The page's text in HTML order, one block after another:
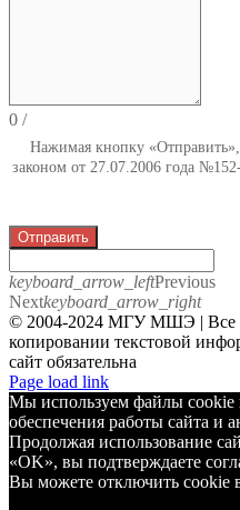
0 /
Нажимая кнопку
законом от 27.07.2006 года
Отправить
keyboard_arrow_leftPrevious
Nextkeyboard_arrow_right
© 2004-2024 МГУ МШЭ | Все
копировании текстовой
сайт обязательна
Telegram
Page load link
Мы используем файлы cookie
обеспечения работы сайта и
Продолжая использование
«OK», вы подтверждаете
Вы можете отключить cookie